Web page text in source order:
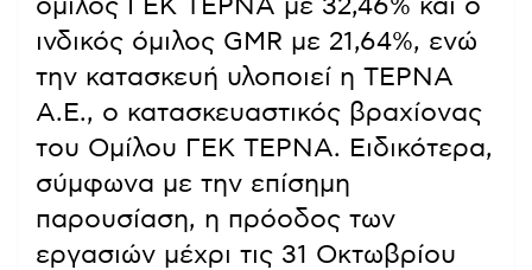
όμιλος ΓΕΚ ΤΕΡΝΑ με 32,46% και ο
ινδικός όμιλος GMR με 21,64%, ενώ
την κατασκευή υλοποιεί η ΤΕΡΝΑ
Α.Ε., ο κατασκευαστικός βραχίονας
του Ομίλου ΓΕΚ ΤΕΡΝΑ. Ειδικότερα,
σύμφωνα με την επίσημη
παρουσίαση, η πρόοδος των
εργασιών μέχρι τις 31 Οκτωβρίου